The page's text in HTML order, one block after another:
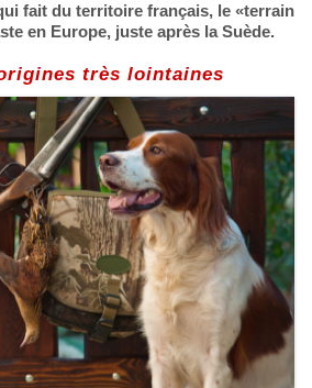
fait du territoire français, le «terrain
en Europe, juste après la Suède.
très lointaines